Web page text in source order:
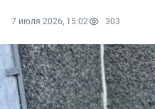
7 июля 2026, 15:02 303